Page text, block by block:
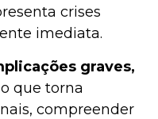
crises
imediata.
graves,
o que torna
compreender